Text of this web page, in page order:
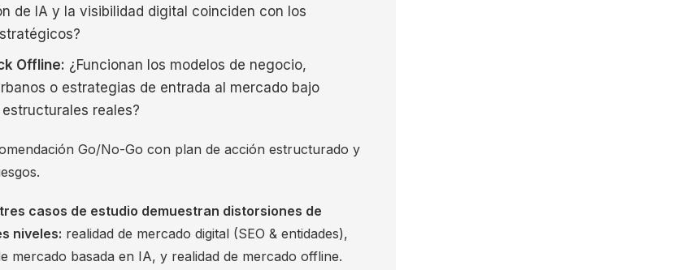
de IA y la visibilidad digital coinciden con los
Offline: ¿Funcionan los modelos de negocio,
o estrategias de entrada al mercado bajo
reales?
Go/No-Go con plan de acción estructurado y
casos de estudio demuestran distorsiones de
niveles: realidad de mercado digital (SEO & entidades),
mercado basada en IA, y realidad de mercado offline.